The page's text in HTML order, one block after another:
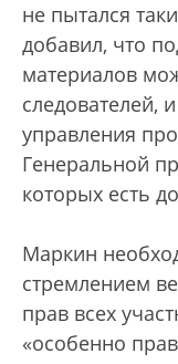
не пытался
добавил, что
материалов
следователей,
управления
Генеральной
которых есть
Маркин
стремлением
прав всех
«особенно